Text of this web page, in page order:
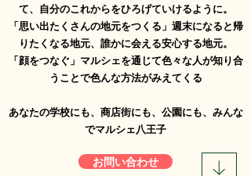
て、自分のこれからをひろげていけるように。
「思い出たくさんの地元をつくる」週末になると帰
りたくなる地元、誰かに会える安心する地元。
「顔をつなぐ」マルシェを通じて色々な人が知り合
うことで色んな方法がみえてくる
​あなたの学校にも、商店街にも、公園にも、みんな
でマルシェ八王子
お問い合わせ